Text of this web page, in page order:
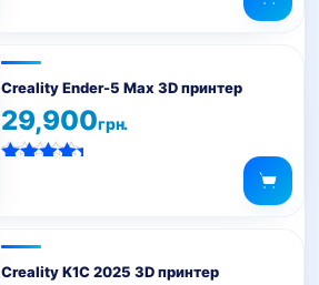
Creality Ender-5 Max 3D принтер
29,900грн.
Creality K1C 2025 3D принтер